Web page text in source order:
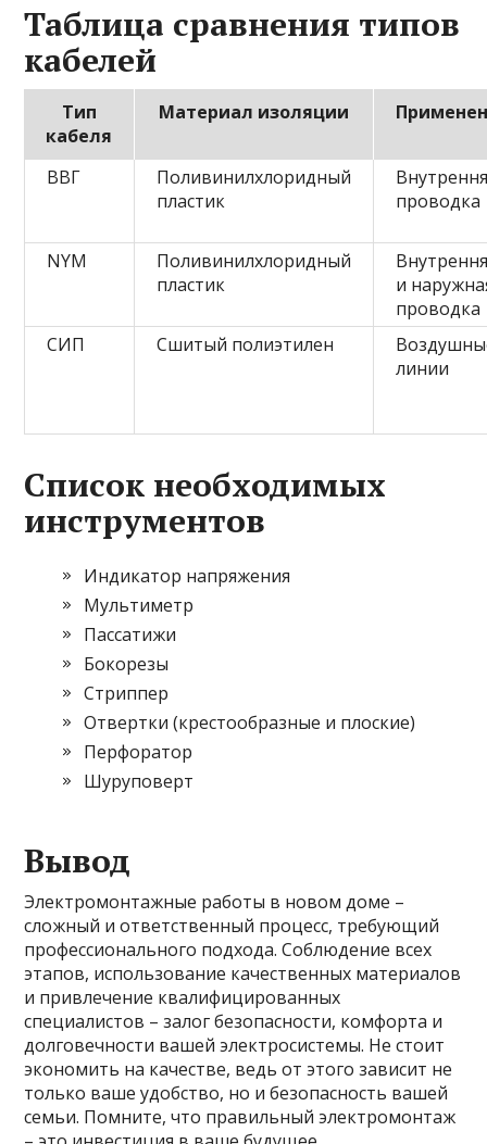
Таблица сравнения типов
кабелей
Тип
кабеля
Материал изоляции
ВВГ
Поливинилхлоридный
пластик
проводка
NYM
Поливинилхлоридный
пластик
и
проводка
СИП
Сшитый полиэтилен
линии
Список необходимых
инструментов
Индикатор напряжения
Мультиметр
Пассатижи
Бокорезы
Стриппер
Отвертки (крестообразные и плоские)
Перфоратор
Шуруповерт
Вывод
Электромонтажные работы в новом доме –
сложный и ответственный процесс, требующий
профессионального подхода. Соблюдение всех
этапов, использование качественных материалов
и привлечение квалифицированных
специалистов – залог безопасности, комфорта и
долговечности вашей электросистемы. Не стоит
экономить на качестве, ведь от этого зависит не
только ваше удобство, но и безопасность вашей
семьи. Помните, что правильный электромонтаж